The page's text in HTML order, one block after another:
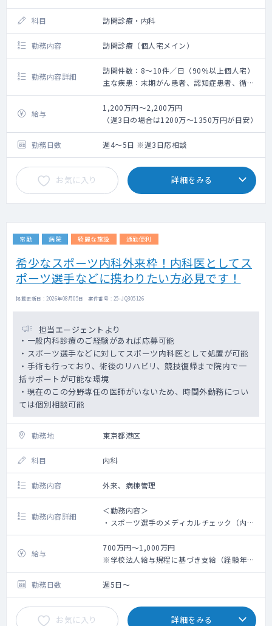
科目 訪問診療・内科
勤務内容 訪問診療（個人宅メイン）
勤務内容詳細
訪問件数：8～10件／日（90％以上個人宅）
主な疾患：末期がん患者、認知症患者、循環
器系疾患患者
給与
1,200万円～2,200万円
（週3日の場合は1200万～1350万円が目安）
勤務日数 週4～5日 ※週3日応相談
お気に入り 詳細をみる
常勤 病院 綺麗な施設 通勤便利
希少なスポーツ内科外来枠！内科医としてス
ポーツ選手などに携わりたい方必見です！
掲載更新日 : 2026年08月05日 案件番号 : 25-JQ305126
担当エージェントより
・一般内科診療のご経験があれば応募可能
・スポーツ選手などに対してスポーツ内科医として処置が可能
・手術も行っており、術後のリハビリ、競技復帰まで院内で一
括サポートが可能な環境
・現在のこの分野専任の医師がいないため、時間外勤務につい
ては個別相談可能
勤務地 東京都港区
科目 内科
勤務内容 外来、病棟管理
勤務内容詳細
＜勤務内容＞
・スポーツ選手のメディカルチェック（内科
系）の実施
・スポーツ選手の内科疾患の診療
・総合内科の外来及び入院担当（内科当直を
含む）
・スポーツ内科としての外来は未稼働のた
め、対応数は不明
・現状は外来のみを想定しておりますが、内
科的処方等で病棟を診ていただく場合がござ
給与
700万円～1,000万円
※学校法人給与規程に基づき支給（経験年数
加算あり）
【給与例】
例：卒後 5 年目 700 万円、卒後 10 年
目 920 万円
勤務日数 週5日～
お気に入り 詳細をみる